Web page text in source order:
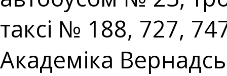
таксі № 188, 727,
Академіка